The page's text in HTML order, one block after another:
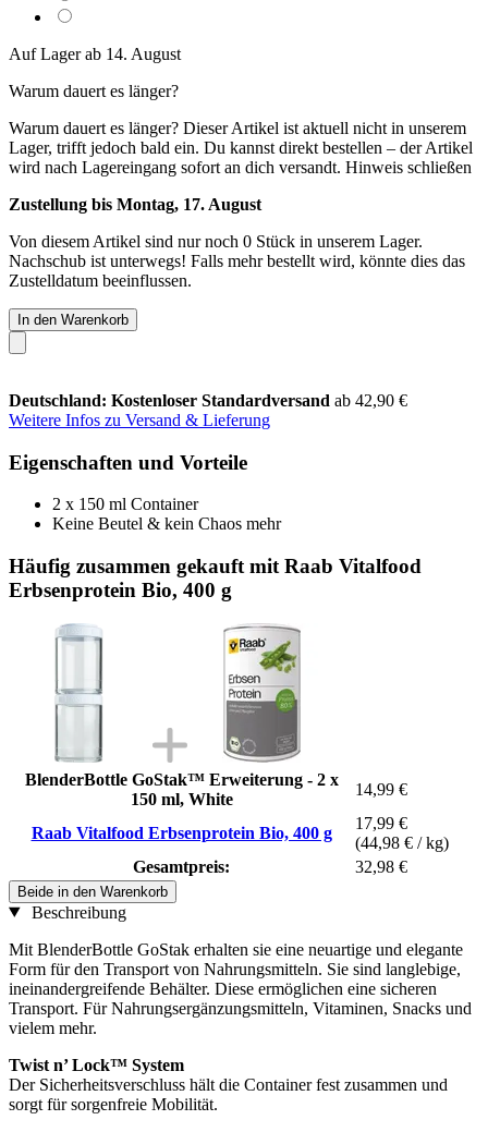
Auf Lager ab 14. August
Warum dauert es länger?
Warum dauert es länger? Dieser Artikel ist aktuell nicht in unserem
Lager, trifft jedoch bald ein. Du kannst direkt bestellen – der Artikel
wird nach Lagereingang sofort an dich versandt. Hinweis schließen
Zustellung bis Montag, 17. August
Von diesem Artikel sind nur noch 0 Stück in unserem Lager.
Nachschub ist unterwegs! Falls mehr bestellt wird, könnte dies das
Zustelldatum beeinflussen.
In den Warenkorb
Deutschland: Kostenloser Standardversand ab 42,90 €
Weitere Infos zu Versand & Lieferung
Eigenschaften und Vorteile
2 x 150 ml Container
Keine Beutel & kein Chaos mehr
Häufig zusammen gekauft mit Raab Vitalfood
Erbsenprotein Bio, 400 g
BlenderBottle GoStak™ Erweiterung - 2 x
150 ml, White
14,99 €
Raab Vitalfood Erbsenprotein Bio, 400 g
17,99 €
(44,98 € / kg)
Gesamtpreis:
32,98 €
Beide in den Warenkorb
Beschreibung
Mit BlenderBottle GoStak erhalten sie eine neuartige und elegante
Form für den Transport von Nahrungsmitteln. Sie sind langlebige,
ineinandergreifende Behälter. Diese ermöglichen eine sicheren
Transport. Für Nahrungsergänzungsmitteln, Vitaminen, Snacks und
vielem mehr.
Twist n’ Lock™ System
Der Sicherheitsverschluss hält die Container fest zusammen und
sorgt für sorgenfreie Mobilität.